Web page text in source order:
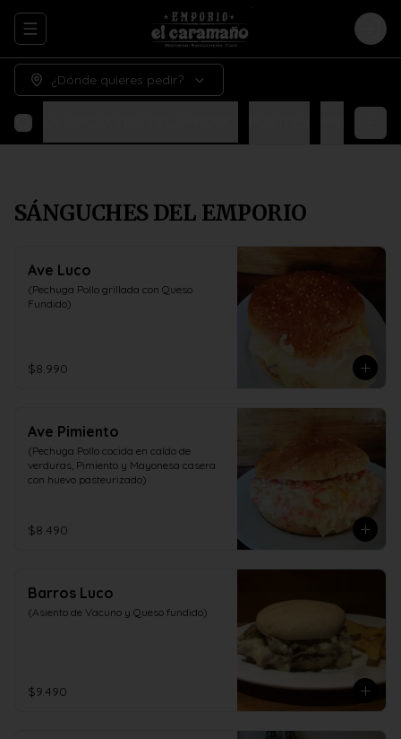
Abrir menu de navegación Login
¿Dónde quieres pedir?
SÁNGUCHES DEL EMPORIO
Ave Luco
(Pechuga Pollo grillada con Queso
Fundido)
$8.990
Ave Pimiento
(Pechuga Pollo cocida en caldo de
verduras, Pimiento y Mayonesa casera
con huevo pasteurizado)
$8.490
Barros Luco
(Asiento de Vacuno y Queso fundido)
$9.490